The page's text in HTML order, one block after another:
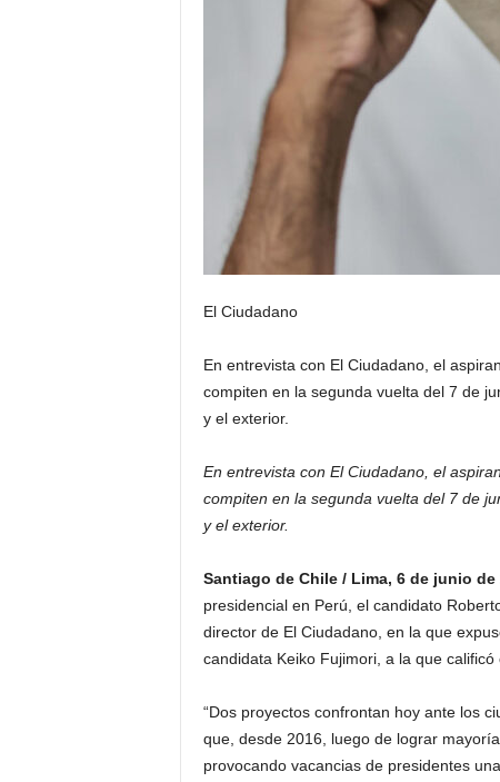
El Ciudadano
En entrevista con El Ciudadano, el
compiten en la segunda vuelta del 7 de
y el exterior.
En entrevista con El Ciudadano, el
compiten en la segunda vuelta del 7 de
y el exterior.
Santiago de Chile / Lima, 6 de junio de
presidencial en Perú, el candidato
director de El Ciudadano, en la que
candidata Keiko Fujimori, a la que
“Dos proyectos confrontan hoy ante los
que, desde 2016, luego de lograr
provocando vacancias de presidentes